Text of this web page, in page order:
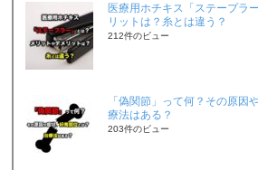
医療用ホチキス「ステープラ
リットは？糸とは違う？
212件のビュー
「偽関節」って何？その原因
療法はある？
203件のビュー